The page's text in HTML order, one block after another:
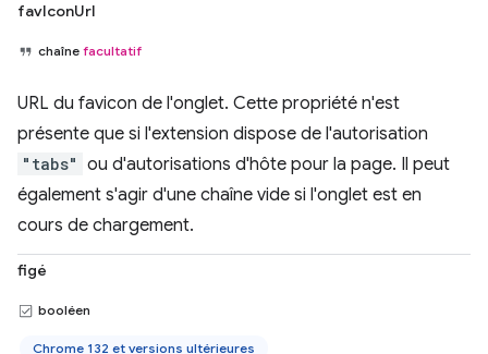
favIconUrl
chaîne facultatif
URL du favicon de l'onglet. Cette propriété n'est
présente que si l'extension dispose de l'autorisation
"tabs" ou d'autorisations d'hôte pour la page. Il peut
également s'agir d'une chaîne vide si l'onglet est en
cours de chargement.
figé
booléen
Chrome 132 et versions ultérieures